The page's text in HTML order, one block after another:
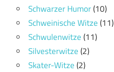
Schwarzer Humor(10)
Schweinische Witze(11)
Schwulenwitze(11)
Silvesterwitze(2)
Skater-Witze(2)